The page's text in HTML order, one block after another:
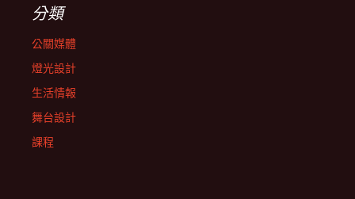
分類
公關媒體
燈光設計
生活情報
舞台設計
課程